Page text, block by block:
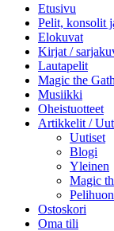
Etusivu
Pelit, konsolit
Elokuvat
Kirjat /
Lautapelit
Magic the
Musiikki
Oheistuotteet
Artikkelit /
Uutiset
Blogi
Yleinen
Magic
Ostoskori
Oma tili